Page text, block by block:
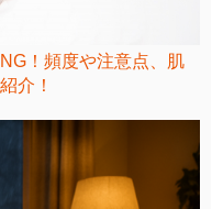
！頻度や注意点、肌
介！